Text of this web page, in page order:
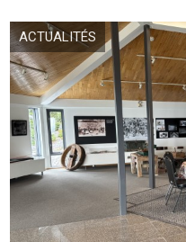
ACTUALITÉS